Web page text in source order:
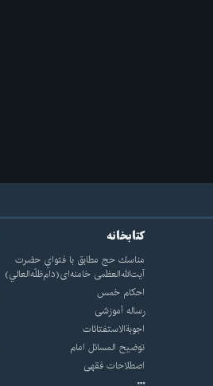
کتابخانه
مناسك حج مطابق با فتواي حضرت
آيت‌الله‌العظمى خامنه‌اى(دام‌ظلّه‌العالي)
احکام خمس
رساله آموزشی
اجوبة‌الاستفتائات
توضيح المسائل امام
اصطلاحات فقهى